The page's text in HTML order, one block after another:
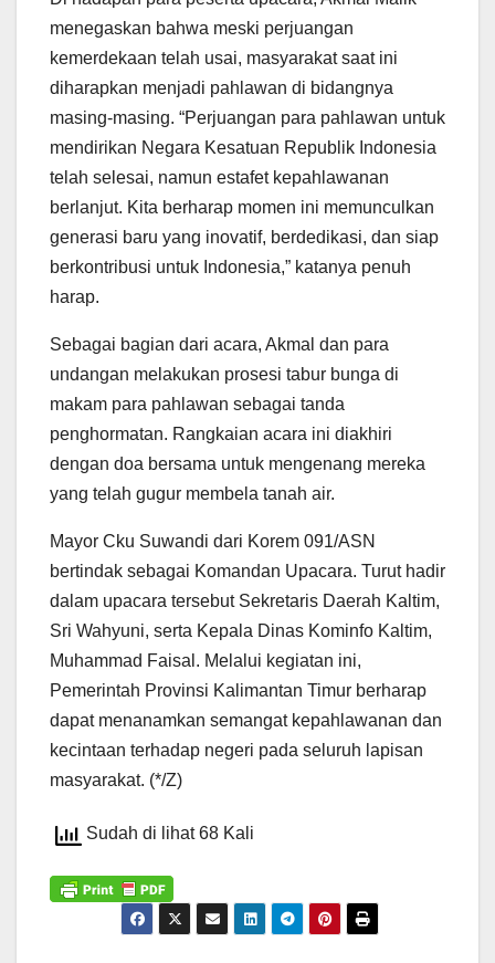
menegaskan bahwa meski perjuangan
kemerdekaan telah usai, masyarakat saat ini
diharapkan menjadi pahlawan di bidangnya
masing-masing. “Perjuangan para pahlawan untuk
mendirikan Negara Kesatuan Republik Indonesia
telah selesai, namun estafet kepahlawanan
berlanjut. Kita berharap momen ini memunculkan
generasi baru yang inovatif, berdedikasi, dan siap
berkontribusi untuk Indonesia,” katanya penuh
harap.
Sebagai bagian dari acara, Akmal dan para
undangan melakukan prosesi tabur bunga di
makam para pahlawan sebagai tanda
penghormatan. Rangkaian acara ini diakhiri
dengan doa bersama untuk mengenang mereka
yang telah gugur membela tanah air.
Mayor Cku Suwandi dari Korem 091/ASN
bertindak sebagai Komandan Upacara. Turut hadir
dalam upacara tersebut Sekretaris Daerah Kaltim,
Sri Wahyuni, serta Kepala Dinas Kominfo Kaltim,
Muhammad Faisal. Melalui kegiatan ini,
Pemerintah Provinsi Kalimantan Timur berharap
dapat menanamkan semangat kepahlawanan dan
kecintaan terhadap negeri pada seluruh lapisan
masyarakat. (*/Z)
Sudah di lihat 68 Kali